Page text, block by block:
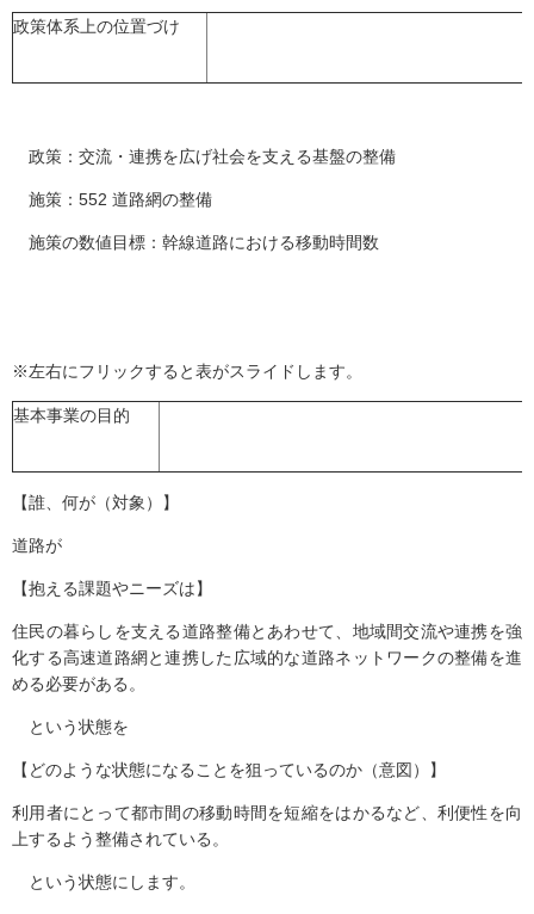
政策体系上の位置づけ
政策：交流・連携を広げ社会を支える基盤の整備
施策：552 道路網の整備
施策の数値目標：幹線道路における移動時間数
※左右にフリックすると表がスライドします。
基本事業の目的
【誰、何が（対象）】
道路が
【抱える課題やニーズは】
住民の暮らしを支える道路整備とあわせて、地域間交流や連携を強
化する高速道路網と連携した広域的な道路ネットワークの整備を進
める必要がある。
という状態を
【どのような状態になることを狙っているのか（意図）】
利用者にとって都市間の移動時間を短縮をはかるなど、利便性を向
上するよう整備されている。
という状態にします。